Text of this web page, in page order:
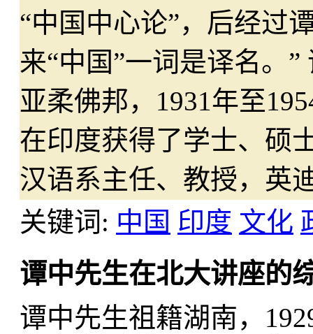
“中国中心论”，后经过
来“中国”一词是译名。
亚柔佛邦，1931年至
在印度获得了学士、硕
汉语系主任、教授，英
关键词: 中国 印度 文化
谭中先生在北大讲座的
谭中先生祖籍湖南，